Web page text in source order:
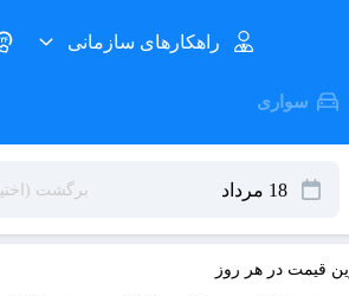
راهکارهای سازمانی
سواری
قیمت در هر روز